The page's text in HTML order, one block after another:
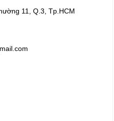
11, Q.3, Tp.HCM